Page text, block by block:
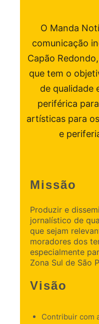
O Manda
comunicação
Capão
que tem o
de qualidade
periférica
artísticas para
e
Missão
Produzir e
jornalístico de
que sejam
moradores dos
especialmente
Zona Sul de São
Visão
Contribuir com